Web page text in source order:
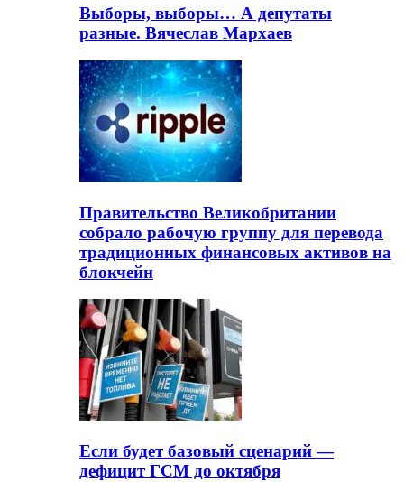
Выборы, выборы… А депутаты
разные. Вячеслав Мархаев
Правительство Великобритании
собрало рабочую группу для перевода
традиционных финансовых активов на
блокчейн
Если будет базовый сценарий —
дефицит ГСМ до октября